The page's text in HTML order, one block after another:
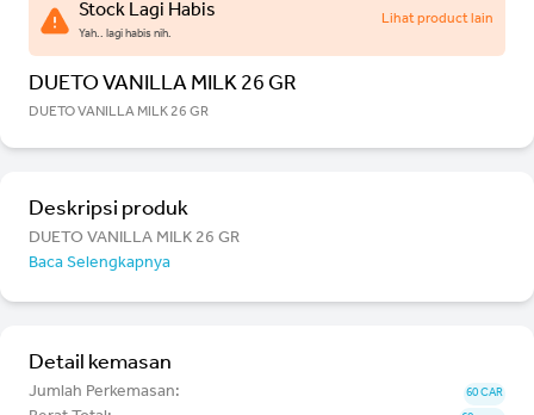
Stock Lagi Habis
Yah.. lagi habis nih.
Lihat product lain
DUETO VANILLA MILK 26 GR
DUETO VANILLA MILK 26 GR
Deskripsi produk
DUETO VANILLA MILK 26 GR
Baca Selengkapnya
Detail kemasan
Jumlah Perkemasan: 60 CAR